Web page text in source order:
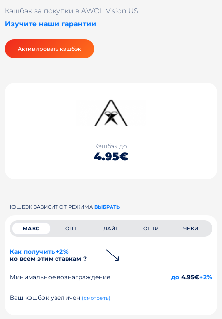
Кэшбэк за покупки в AWOL Vision US
Изучите наши гарантии
Активировать кэшбэк
Кэшбэк до
4.95€
КЭШБЭК ЗАВИСИТ ОТ РЕЖИМА ВЫБРАТЬ
МАКС ОПТ ЛАЙТ ОТ 1₽ ЧЕКИ
Как получить +2%
ко всем этим ставкам ?
Минимальное вознаграждение до 4.95€+2%
Ваш кэшбэк увеличен (смотреть)